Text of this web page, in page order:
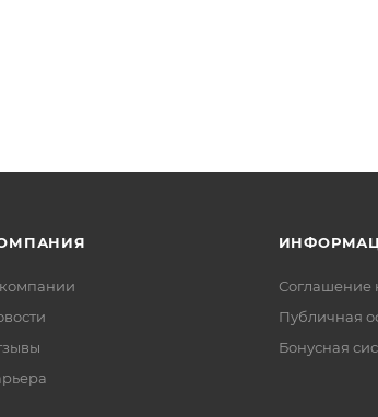
Соглашение
Публичная
Бонусная